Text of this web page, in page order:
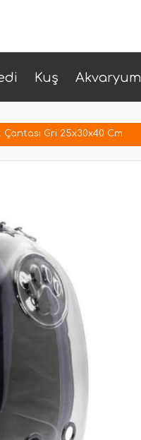
Kuş Akvaryum
Gri 25x30x40 Cm